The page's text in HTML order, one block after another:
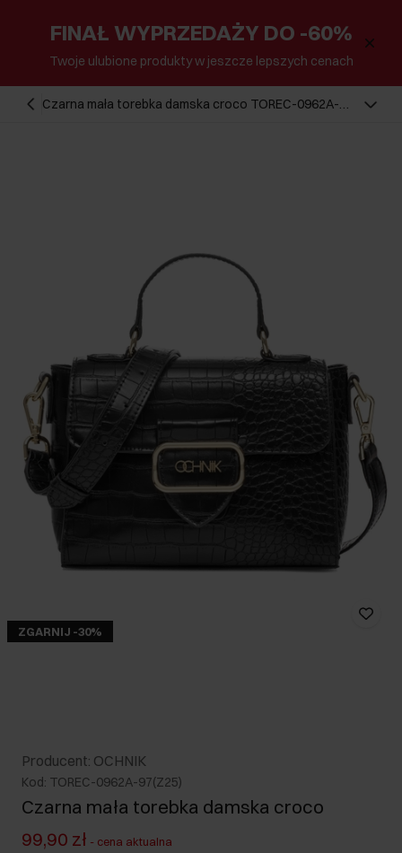
FINAŁ WYPRZEDAŻY DO -60%
Twoje ulubione produkty w jeszcze lepszych cenach
Czarna mała torebka damska croco TOREC-0962A-
ZGARNIJ -30%
Producent: OCHNIK
Kod: TOREC-0962A-97(Z25)
Czarna mała torebka damska croco
99,90 zł - cena aktualna